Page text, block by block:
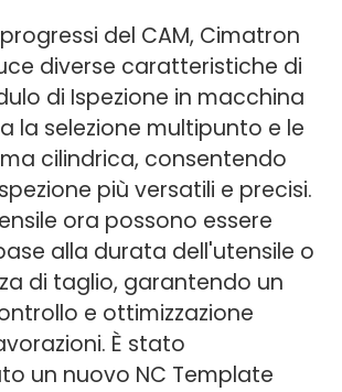
del CAM, Cimatron
diverse caratteristiche di
di Ispezione in macchina
la selezione multipunto e le
cilindrica, consentendo
più versatili e precisi.
ora possono essere
alla durata dell'utensile o
di taglio, garantendo un
e ottimizzazione
È stato
un nuovo NC Template